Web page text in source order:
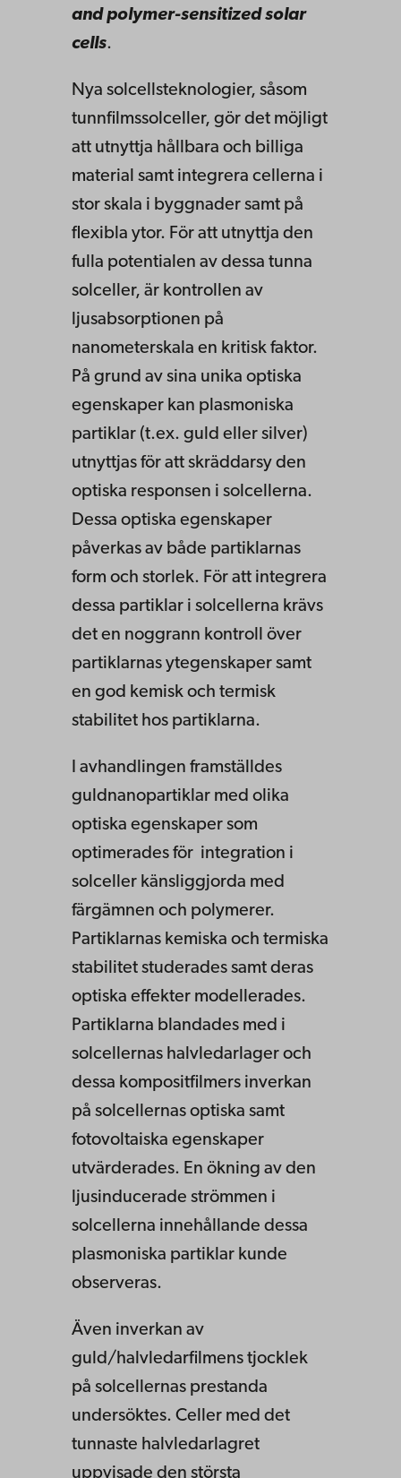
and polymer-sensitized solar
cells.
Nya solcellsteknologier, såsom
tunnfilmssolceller, gör det möjligt
att utnyttja hållbara och billiga
material samt integrera cellerna i
stor skala i byggnader samt på
flexibla ytor. För att utnyttja den
fulla potentialen av dessa tunna
solceller, är kontrollen av
ljusabsorptionen på
nanometerskala en kritisk faktor.
På grund av sina unika optiska
egenskaper kan plasmoniska
partiklar (t.ex. guld eller silver)
utnyttjas för att skräddarsy den
optiska responsen i solcellerna.
Dessa optiska egenskaper
påverkas av både partiklarnas
form och storlek. För att integrera
dessa partiklar i solcellerna krävs
det en noggrann kontroll över
partiklarnas ytegenskaper samt
en god kemisk och termisk
stabilitet hos partiklarna.
I avhandlingen framställdes
guldnanopartiklar med olika
optiska egenskaper som
optimerades för integration i
solceller känsliggjorda med
färgämnen och polymerer.
Partiklarnas kemiska och termiska
stabilitet studerades samt deras
optiska effekter modellerades.
Partiklarna blandades med i
solcellernas halvledarlager och
dessa kompositfilmers inverkan
på solcellernas optiska samt
fotovoltaiska egenskaper
utvärderades. En ökning av den
ljusinducerade strömmen i
solcellerna innehållande dessa
plasmoniska partiklar kunde
observeras.
Även inverkan av
guld/halvledarfilmens tjocklek
på solcellernas prestanda
undersöktes. Celler med det
tunnaste halvledarlagret
uppvisade den största